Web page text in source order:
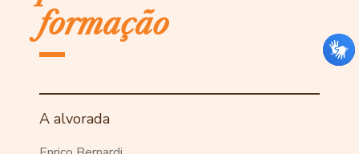
formação
A alvorada